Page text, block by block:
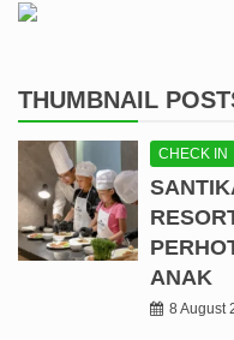
THUMBNAIL
CHECK IN
ANAK
8 August